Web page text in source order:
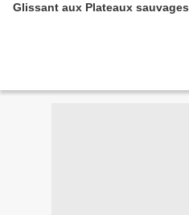
Glissant aux Plateaux sauvages